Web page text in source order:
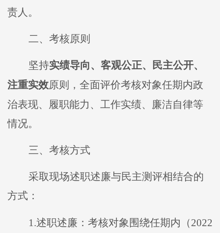
责人。
二、 考核原则
坚持实绩导向、客观公正、民主公开、
注重实效原则，全面评价考核对象任期内政
治表现、履职能力、工作实绩、廉洁自律等
情况。
三、 考核方式
采取现场述职述廉与民主测评相结合的
方式 ：
1.述职述廉：考核对象围绕任期内（2022